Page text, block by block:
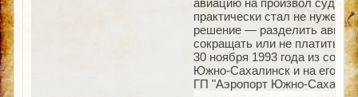
практически стал не нужен.
решение — разделить
сокращать или не платить
30 ноября 1993 года из
Южно-Сахалинск и на его
ГП "Аэропорт Южно-